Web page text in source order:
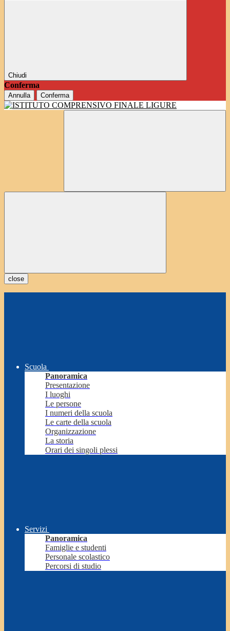
Chiudi
Conferma
Annulla Conferma
close
Scuola
Panoramica
Presentazione
I luoghi
Le persone
I numeri della scuola
Le carte della scuola
Organizzazione
La storia
Orari dei singoli plessi
Servizi
Panoramica
Famiglie e studenti
Personale scolastico
Percorsi di studio